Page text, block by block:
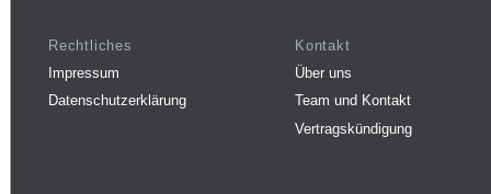
Rechtliches
Impressum
Datenschutzerklärung
Kontakt
Über uns
Team und Kontakt
Vertragskündigung